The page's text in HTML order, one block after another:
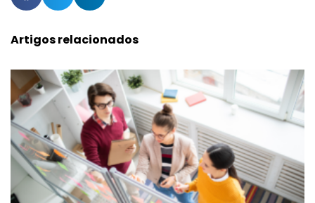
Artigos relacionados